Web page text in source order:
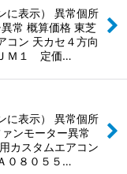
に表示） 異常個所
常 概算価格 東芝
コン 天カセ４方向
Ｍ１ 定価…
に表示） 異常個所
ンモーター異常
カスタムエアコン
０８０５５…